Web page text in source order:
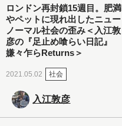
ロンドン再封鎖15週目。肥満
やペットに現れ出したニュー
ノーマル社会の歪み＜入江敦
彦の『足止め喰らい日記』
嫌々乍らReturns＞
2021.05.02 社会
入江敦彦